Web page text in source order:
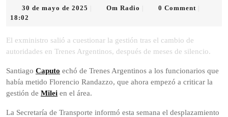
30 de mayo de 2025
de
Om Radio 0 Comment
18:02
El exministro salió a cuestionar la gestión tras el cambio de
autoridades en Trenes Argentinos, después de meses de silencio.
Santiago Caputo echó de Trenes Argentinos a los funcionarios que
había metido Florencio Randazzo, que ahora empezó a criticar la
gestión de Milei en el área.
La Secretaría de Transporte informó esta semana el desplazamiento